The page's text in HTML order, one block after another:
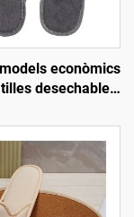
econòmics
desechables
esfereïdor i
aèries,
biodegradables
homes i dones,
amb venda al por